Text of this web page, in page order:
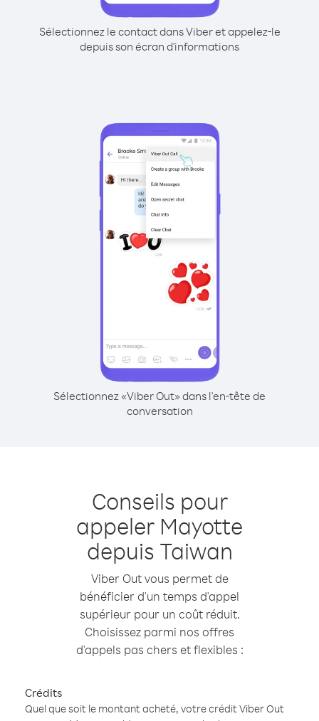
Sélectionnez le contact dans Viber et appelez-le
depuis son écran d'informations
Sélectionnez «Viber Out» dans l'en-tête de
conversation
Conseils pour
appeler Mayotte
depuis Taiwan
Viber Out vous permet de
bénéficier d'un temps d'appel
supérieur pour un coût réduit.
Choisissez parmi nos offres
d'appels pas chers et flexibles :
Crédits
Quel que soit le montant acheté, votre crédit Viber Out